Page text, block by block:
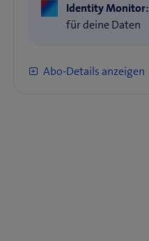
Identity Monitor:
für deine Daten
Abo-Details anzeigen